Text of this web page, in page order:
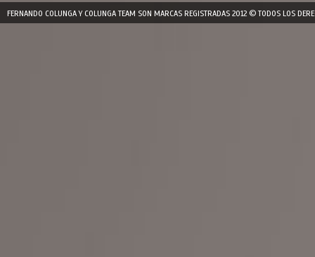
FERNANDO COLUNGA Y COLUNGA TEAM SON MARCAS REGISTRADAS 2012 © TODOS LOS